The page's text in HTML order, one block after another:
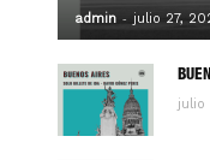
admin - julio 27,
julio